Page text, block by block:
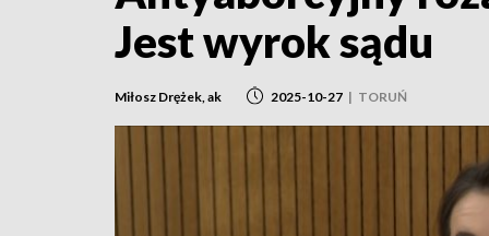
Jest wyrok sądu
Miłosz Drężek, ak 2025-10-27 | TORUŃ